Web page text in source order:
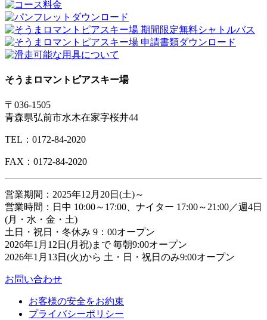
そうまロマントピアスキー場
〒036-1505
青森県弘前市水木在家字桜井44
TEL：0172-84-2020
FAX：0172-84-2020
営業期間：2025年12月20日(土)～
営業時間：日中 10:00～17:00、ナイター 17:00～21:00／週4日
(月・水・金・土)
土日・祝日・冬休み 9：00オープン
2026年1月12日(月祝)まで 毎朝9:00オープン
2026年1月13日(火)から 土・日・祝日のみ9:00オープン
お問い合わせ
お客様の安全をお約束
プライバシーポリシー